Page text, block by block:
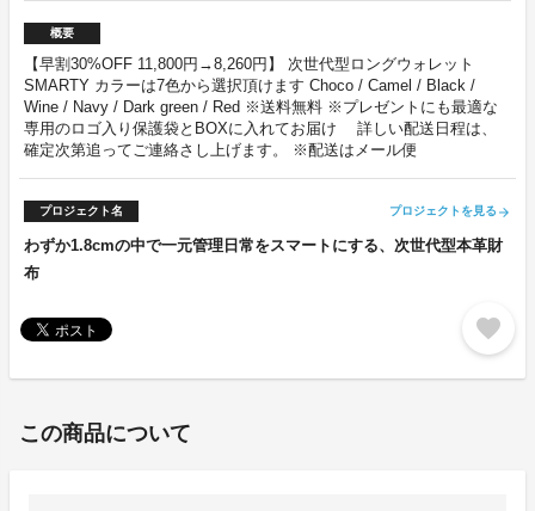
概要
【早割30%OFF 11,800円→8,260円】 次世代型ロングウォレット
SMARTY カラーは7色から選択頂けます Choco / Camel / Black /
Wine / Navy / Dark green / Red ※送料無料 ※プレゼントにも最適な
専用のロゴ入り保護袋とBOXに入れてお届け 詳しい配送日程は、
確定次第追ってご連絡さし上げます。 ※配送はメール便
プロジェクト名 プロジェクトを見る arrow_forward
わずか1.8cmの中で一元管理日常をスマートにする、次世代型本革財
布
favorite
この商品について